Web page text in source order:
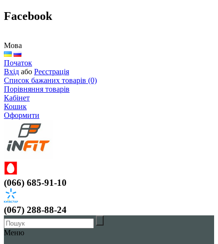
Facebook
Мова
Початок
Вхід або Реєстрація
Список бажаних товарів (0)
Порівняння товарів
Кабінет
Кошик
Оформити
(066) 685-91-10
(067) 288-88-24
Меню